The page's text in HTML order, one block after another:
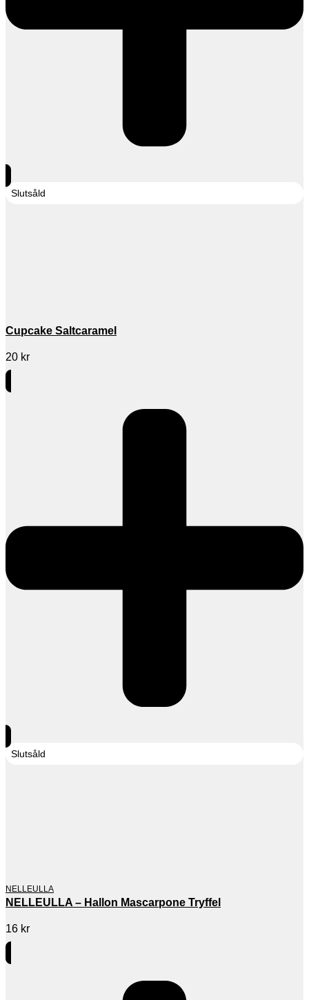
Slutsåld
Cupcake Saltcaramel
20 kr
Slutsåld
NELLEULLA
NELLEULLA – Hallon Mascarpone Tryffel
16 kr